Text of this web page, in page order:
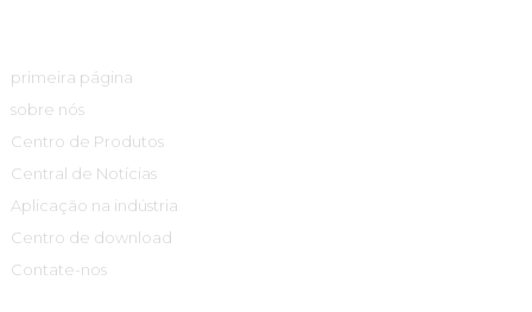
primeira página
sobre nós
Centro de Produtos
Central de Notícias
Aplicação na indústria
Centro de download
Contate-nos